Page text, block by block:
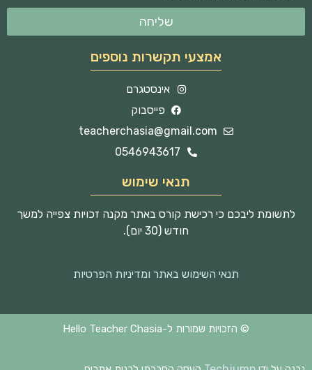
שליחה
אמצעי תקשרות נוספים
אינסטגרם
פייסבוק
teacherchasia@gmail.com
0546943617
תנאי שימוש
לתשומת ליבכם כי רכישת קורס באתר מקנה זכויות צפייה למשך
חודש (30 יום).
תנאי השימוש באתר ומדיניות הפרטיות
© הזכויות שמורות ל-Hello Teacher Chasia